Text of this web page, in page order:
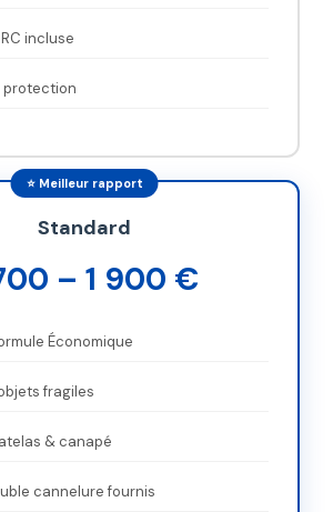
incluse
protection
⭐ Meilleur rapport
Standard
– 1 900 €
Économique
fragiles
& canapé
cannelure fournis